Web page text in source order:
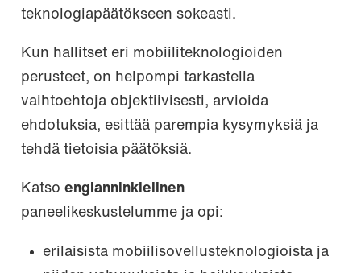
teknologiapäätökseen sokeasti.
Kun hallitset eri mobiiliteknologioiden
perusteet, on helpompi tarkastella
vaihtoehtoja objektiivisesti, arvioida
ehdotuksia, esittää parempia kysymyksiä ja
tehdä tietoisia päätöksiä.
Katso englanninkielinen
paneelikeskustelumme ja opi:
erilaisista mobiilisovellusteknologioista ja